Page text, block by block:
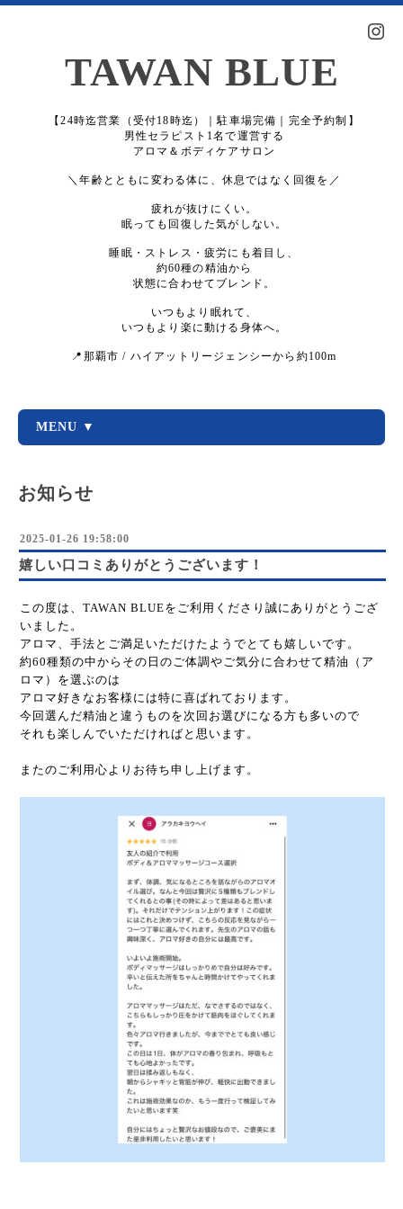
TAWAN BLUE
【24時迄営業（受付18時迄）｜駐車場完備｜完全予約制】
男性セラピスト1名で運営する
アロマ＆ボディケアサロン
＼年齢とともに変わる体に、休息ではなく回復を／
疲れが抜けにくい。
眠っても回復した気がしない。
睡眠・ストレス・疲労にも着目し、
約60種の精油から
状態に合わせてブレンド。
いつもより眠れて、
いつもより楽に動ける身体へ。
📍那覇市 / ハイアットリージェンシーから約100m
MENU ▼
お知らせ
2025-01-26 19:58:00
嬉しい口コミありがとうございます！
この度は、TAWAN BLUEをご利用くださり誠にありがとうござ
いました。
アロマ、手法とご満足いただけたようでとても嬉しいです。
約60種類の中からその日のご体調やご気分に合わせて精油（ア
ロマ）を選ぶのは
アロマ好きなお客様には特に喜ばれております。
今回選んだ精油と違うものを次回お選びになる方も多いので
それも楽しんでいただければと思います。
またのご利用心よりお待ち申し上げます。